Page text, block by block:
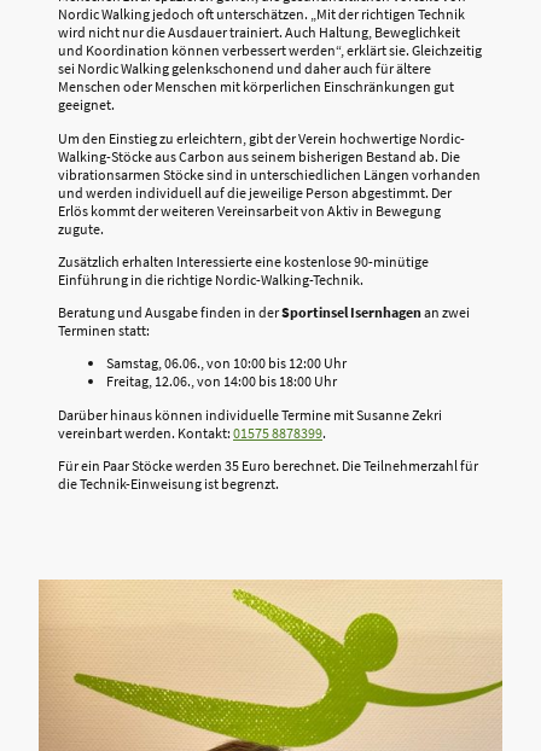
Nordic Walking jedoch oft unterschätzen. „Mit der richtigen Technik
wird nicht nur die Ausdauer trainiert. Auch Haltung, Beweglichkeit
und Koordination können verbessert werden“, erklärt sie. Gleichzeitig
sei Nordic Walking gelenkschonend und daher auch für ältere
Menschen oder Menschen mit körperlichen Einschränkungen gut
geeignet.
Um den Einstieg zu erleichtern, gibt der Verein hochwertige Nordic-
Walking-Stöcke aus Carbon aus seinem bisherigen Bestand ab. Die
vibrationsarmen Stöcke sind in unterschiedlichen Längen vorhanden
und werden individuell auf die jeweilige Person abgestimmt. Der
Erlös kommt der weiteren Vereinsarbeit von Aktiv in Bewegung
zugute.
Zusätzlich erhalten Interessierte eine kostenlose 90-minütige
Einführung in die richtige Nordic-Walking-Technik.
Beratung und Ausgabe finden in derSportinsel Isernhagenan zwei
Terminen statt:
Samstag, 06.06., von 10:00 bis 12:00 Uhr
Freitag, 12.06., von 14:00 bis 18:00 Uhr
Darüber hinaus können individuelle Termine mit Susanne Zekri
vereinbart werden. Kontakt: 01575 8878399.
Für ein Paar Stöcke werden 35 Euro berechnet. Die Teilnehmerzahl für
die Technik-Einweisung ist begrenzt.